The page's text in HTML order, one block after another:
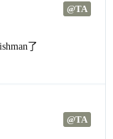
@TA
了
@TA